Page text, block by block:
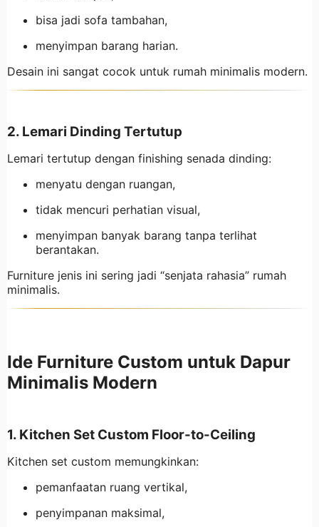
bisa jadi sofa tambahan,
menyimpan barang harian.
Desain ini sangat cocok untuk rumah minimalis modern.
2. Lemari Dinding Tertutup
Lemari tertutup dengan finishing senada dinding:
menyatu dengan ruangan,
tidak mencuri perhatian visual,
menyimpan banyak barang tanpa terlihat
berantakan.
Furniture jenis ini sering jadi “senjata rahasia” rumah
minimalis.
Ide Furniture Custom untuk Dapur
Minimalis Modern
1. Kitchen Set Custom Floor-to-Ceiling
Kitchen set custom memungkinkan:
pemanfaatan ruang vertikal,
penyimpanan maksimal,